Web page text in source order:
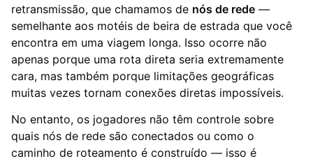
retransmissão, que chamamos de nós de rede —
semelhante aos motéis de beira de estrada que você
encontra em uma viagem longa. Isso ocorre não
apenas porque uma rota direta seria extremamente
cara, mas também porque limitações geográficas
muitas vezes tornam conexões diretas impossíveis.
No entanto, os jogadores não têm controle sobre
quais nós de rede são conectados ou como o
caminho de roteamento é construído — isso é